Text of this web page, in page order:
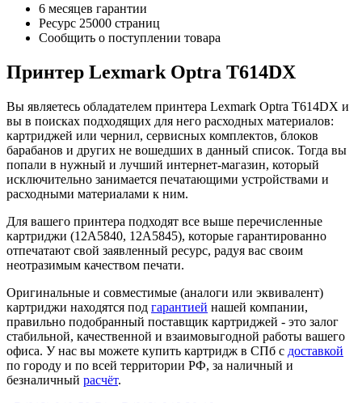
6 месяцев гарантии
Ресурс 25000 страниц
Сообщить о поступлении товара
Принтер Lexmark Optra T614DX
Вы являетесь обладателем принтера Lexmark Optra T614DX и
вы в поисках подходящих для него расходных материалов:
картриджей или чернил, сервисных комплектов, блоков
барабанов и других не вошедших в данный список. Тогда вы
попали в нужный и лучший интернет-магазин, который
исключительно занимается печатающими устройствами и
расходными материалами к ним.
Для вашего принтера подходят все выше перечисленные
картриджи (12A5840, 12A5845), которые гарантированно
отпечатают свой заявленный ресурс, радуя вас своим
неотразимым качеством печати.
Оригинальные и совместимые (аналоги или эквивалент)
картриджи находятся под гарантией нашей компании,
правильно подобранный поставщик картриджей - это залог
стабильной, качественной и взаимовыгодной работы вашего
офиса. У нас вы можете купить картридж в СПб с доставкой
по городу и по всей территории РФ, за наличный и
безналичный расчёт.